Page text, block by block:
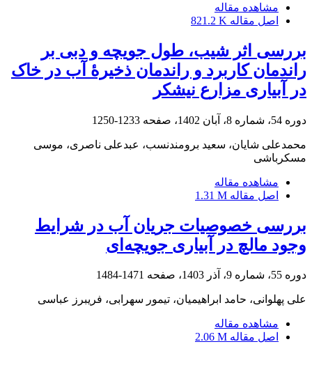
مشاهده مقاله
اصل مقاله 821.2 K
بررسی اثر شیب، طول ‌جویچه و دبی بر
راندمان ‌کاربرد و راندمان ‌ذخیرۀ آب در خاک
در آبیاری مزارع‌ نیشکر
دوره 54، شماره 8، آبان 1402، صفحه 1233-1250
محمدعلی شایان، سعید برومندنسب، عبدعلی ناصری، موسی
مسکرباشی
مشاهده مقاله
اصل مقاله 1.31 M
بررسی خصوصیات جریان آب در شرایط
وجود مالچ در آبیاری جویچه‌ای
دوره 55، شماره 9، آذر 1403، صفحه 1471-1484
علی پهلوانی، حامد ابراهیمیان، تیمور سهرابی، فریبرز عباسی
مشاهده مقاله
اصل مقاله 2.06 M